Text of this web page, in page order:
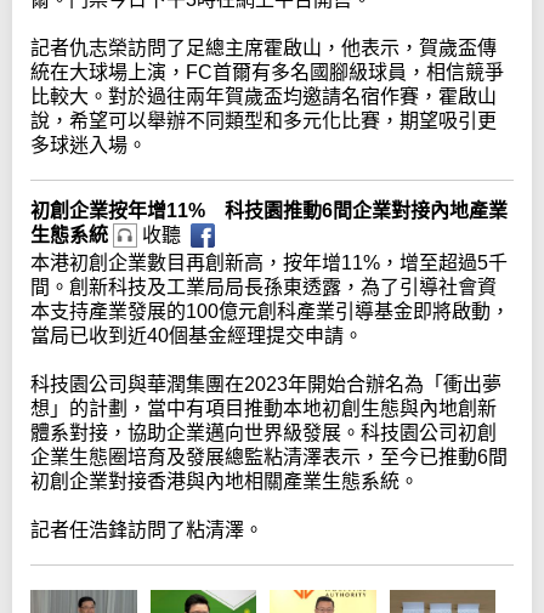
記者仇志榮訪問了足總主席霍啟山，他表示，賀歲盃傳
統在大球場上演，FC首爾有多名國腳級球員，相信競爭
比較大。對於過往兩年賀歲盃均邀請名宿作賽，霍啟山
說，希望可以舉辦不同類型和多元化比賽，期望吸引更
多球迷入場。
初創企業按年增11% 科技園推動6間企業對接內地產業
生態系統
收聽
本港初創企業數目再創新高，按年增11%，增至超過5千
間。創新科技及工業局局長孫東透露，為了引導社會資
本支持產業發展的100億元創科產業引導基金即將啟動，
當局已收到近40個基金經理提交申請。
科技園公司與華潤集團在2023年開始合辦名為「衝出夢
想」的計劃，當中有項目推動本地初創生態與內地創新
體系對接，協助企業邁向世界級發展。科技園公司初創
企業生態圈培育及發展總監粘清澤表示，至今已推動6間
初創企業對接香港與內地相關產業生態系統。
記者任浩鋒訪問了粘清澤。